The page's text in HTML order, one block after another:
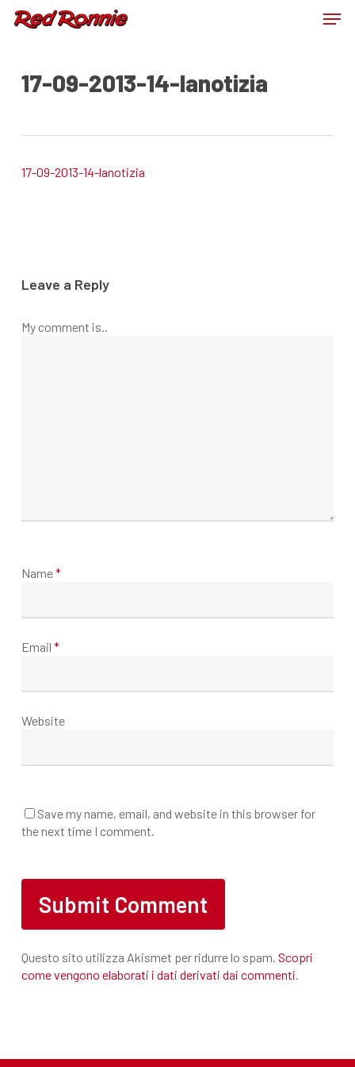
Skip
Menu
17-09-2013-14-lanotizia
17-09-2013-14-lanotizia
Leave a Reply
My comment is..
Name*
Email *
Website
Save my name, email, and website in this browser for
the next time I comment.
Questo sito utilizza Akismet per ridurre lo spam. Scopri
come vengono elaborati i dati derivati dai commenti